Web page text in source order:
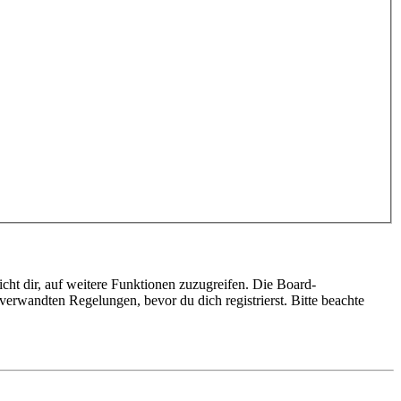
dir, auf weitere Funktionen zuzugreifen. Die Board-
Regelungen, bevor du dich registrierst. Bitte beachte